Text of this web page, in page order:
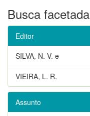
Busca facetada
Editor
SILVA, N. V. e
VIEIRA, L. R.
Assunto